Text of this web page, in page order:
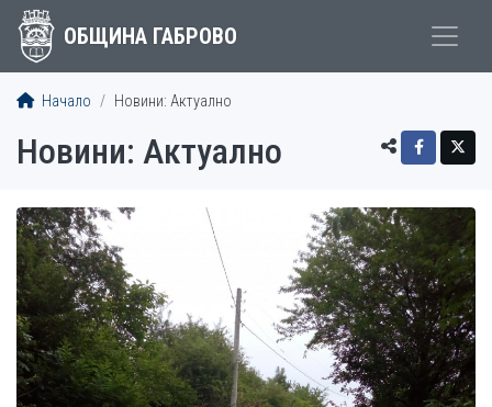
ОБЩИНА ГАБРОВО
Начало Новини: Актуално
Новини: Актуално
СТАТИИ